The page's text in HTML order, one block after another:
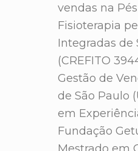
vendas na
Fisioterapia
Integradas de
(CREFITO
Gestão de
de São Paulo
em
Fundação